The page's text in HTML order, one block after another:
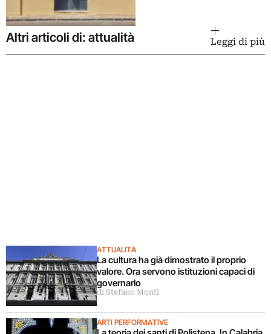
Altri articoli di: attualità Leggi di più
ATTUALITÀ
La cultura ha già dimostrato il proprio
valore. Ora servono istituzioni capaci di
governarlo
di Stefano Monti
ARTI PERFORMATIVE